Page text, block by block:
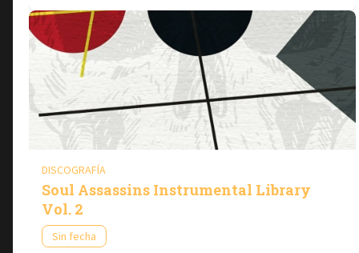
DISCOGRAFÍA
Soul Assassins Instrumental Library
Vol. 2
Sin fecha